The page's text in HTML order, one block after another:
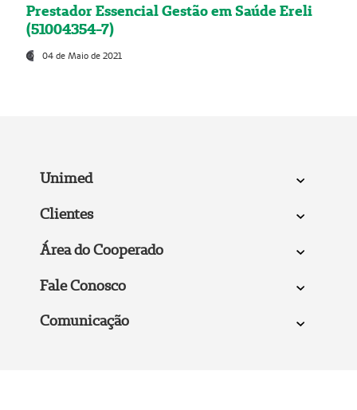
Prestador Essencial Gestão em Saúde Ereli
(51004354-7)
04 de Maio de 2021
Unimed
Clientes
Área do Cooperado
Fale Conosco
Comunicação